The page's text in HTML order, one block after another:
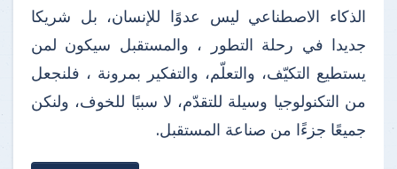
الذكاء الاصطناعي ليس عدوًا للإنسان، بل شريكا
جديدا في رحلة التطور ، والمستقبل سيكون لمن
يستطيع التكيّف، والتعلّم، والتفكير بمرونة ، فلنجعل
من التكنولوجيا وسيلة للتقدّم، لا سببًا للخوف، ولنكن
جميعًا جزءًا من صناعة المستقبل.